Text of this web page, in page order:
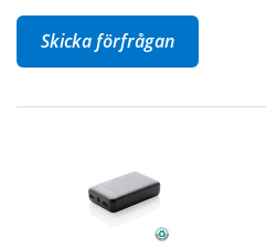
Skicka förfrågan